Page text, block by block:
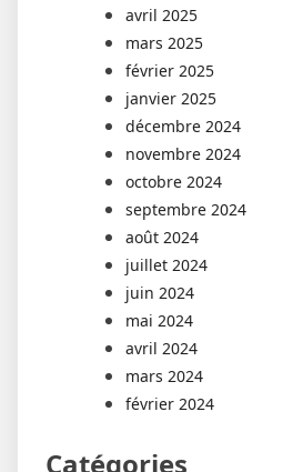
avril 2025
mars 2025
février 2025
janvier 2025
décembre 2024
novembre 2024
octobre 2024
septembre 2024
août 2024
juillet 2024
juin 2024
mai 2024
avril 2024
mars 2024
février 2024
Catégories